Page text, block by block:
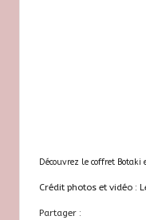
Découvrez le coffret Botaki
Crédit photos et vidéo :
Partager :